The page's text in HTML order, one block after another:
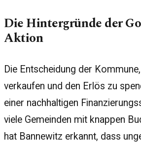
Die Hintergründe der
Aktion
Die Entscheidung der
verkaufen und den Erlös zu
einer nachhaltigen
viele Gemeinden mit knappen
hat Bannewitz erkannt, dass